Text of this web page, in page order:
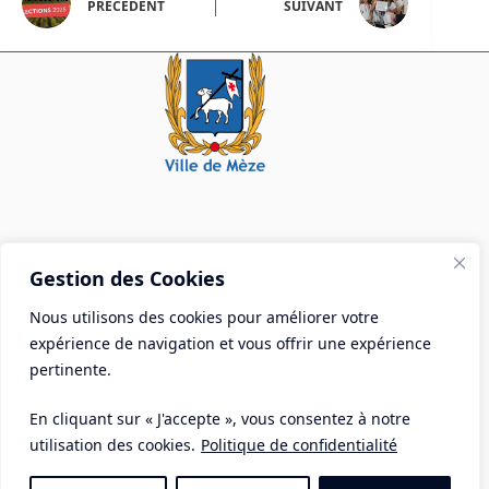
Gestion des Cookies
Nous utilisons des cookies pour améliorer votre
expérience de navigation et vous offrir une expérience
pertinente.
En cliquant sur « J'accepte », vous consentez à notre
utilisation des cookies. Politique de confidentialité
PRÉCÉDENT SUIVANT
Mairie de Mèze
Place Aristide Briand - BP 28 34140 Mèze
Tél :04 67 18 30 30
Mail :